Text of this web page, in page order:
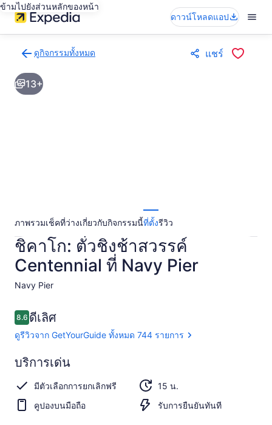
ข้ามไปยังส่วนหลักของหน้า
ดาวน์โหลดแอป
ดูกิจกรรมทั้งหมด
ไป
ยัง
หน้า
แชร์
13+
ภาพรวมเช็คที่ว่างเกี่ยวกับกิจกรรมนี้ที่ตั้งรีวิว
ชิคาโก: ตั๋วชิงช้าสวรรค์
Centennial ที่ Navy Pier
Navy Pier​
รีวิว
8.68.6 จาก 10
ดีเลิศ
ดูรีวิวจาก GetYourGuide ทั้งหมด 744 รายการ
8.6 ดี
GetYourGuide
บริการเด่น
มีตัวเลือกการยกเลิกฟรี
15 น.
คูปองบนมือถือ
รับการยืนยันทันที